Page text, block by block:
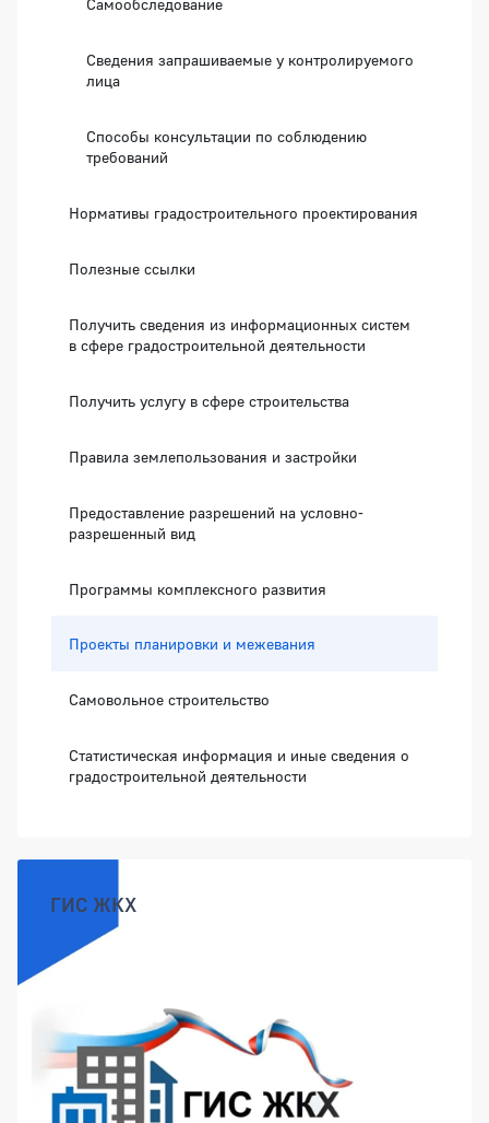
Сведения запрашиваемые у контролируемого
лица
Способы консультации по соблюдению
требований
Нормативы градостроительного проектирования
Полезные ссылки
Получить сведения из информационных систем
в сфере градостроительной деятельности
Получить услугу в сфере строительства
Правила землепользования и застройки
Предоставление разрешений на условно-
разрешенный вид
Программы комплексного развития
Проекты планировки и межевания
Самовольное строительство
Статистическая информация и иные сведения о
градостроительной деятельности
ГИС ЖКХ